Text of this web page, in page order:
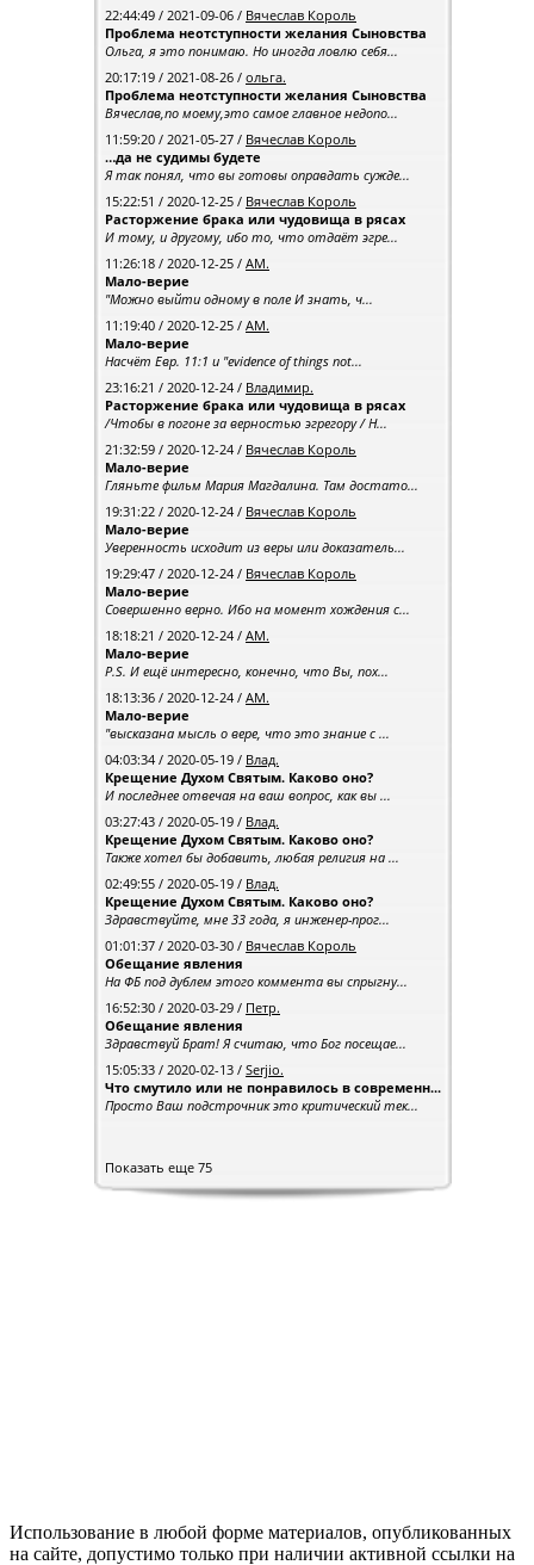
22:44:49 / 2021-09-06 / Вячеслав Король
Проблема неотступности желания Сыновства
Ольга, я это понимаю. Но иногда ловлю себя...
20:17:19 / 2021-08-26 / ольга.
Проблема неотступности желания Сыновства
Вячеслав,по моему,это самое главное недопо...
11:59:20 / 2021-05-27 / Вячеслав Король
…да не судимы будете
Я так понял, что вы готовы оправдать сужде...
15:22:51 / 2020-12-25 / Вячеслав Король
Расторжение брака или чудовища в рясах
И тому, и другому, ибо то, что отдаёт эгре...
11:26:18 / 2020-12-25 / АМ.
Мало-верие
"Можно выйти одному в поле И знать, ч...
11:19:40 / 2020-12-25 / АМ.
Мало-верие
Насчёт Евр. 11:1 и "evidence of things not...
23:16:21 / 2020-12-24 / Владимир.
Расторжение брака или чудовища в рясах
/Чтобы в погоне за верностью эгрегору / Н...
21:32:59 / 2020-12-24 / Вячеслав Король
Мало-верие
Гляньте фильм Мария Магдалина. Там достато...
19:31:22 / 2020-12-24 / Вячеслав Король
Мало-верие
Уверенность исходит из веры или доказатель...
19:29:47 / 2020-12-24 / Вячеслав Король
Мало-верие
Совершенно верно. Ибо на момент хождения с...
18:18:21 / 2020-12-24 / АМ.
Мало-верие
P.S. И ещё интересно, конечно, что Вы, пох...
18:13:36 / 2020-12-24 / АМ.
Мало-верие
"высказана мысль о вере, что это знание с ...
04:03:34 / 2020-05-19 / Влад.
Крещение Духом Святым. Каково оно?
И последнее отвечая на ваш вопрос, как вы ...
03:27:43 / 2020-05-19 / Влад.
Крещение Духом Святым. Каково оно?
Также хотел бы добавить, любая религия на ...
02:49:55 / 2020-05-19 / Влад.
Крещение Духом Святым. Каково оно?
Здравствуйте, мне 33 года, я инженер-прог...
01:01:37 / 2020-03-30 / Вячеслав Король
Обещание явления
На ФБ под дублем этого коммента вы спрыгну...
16:52:30 / 2020-03-29 / Петр.
Обещание явления
Здравствуй Брат! Я считаю, что Бог посещае...
15:05:33 / 2020-02-13 / Serjio.
Что смутило или не понравилось в современн...
Просто Ваш подстрочник это критический тек...
Показать еще 75
Использование в любой форме материалов, опубликованных
на сайте, допустимо только при наличии активной ссылки на